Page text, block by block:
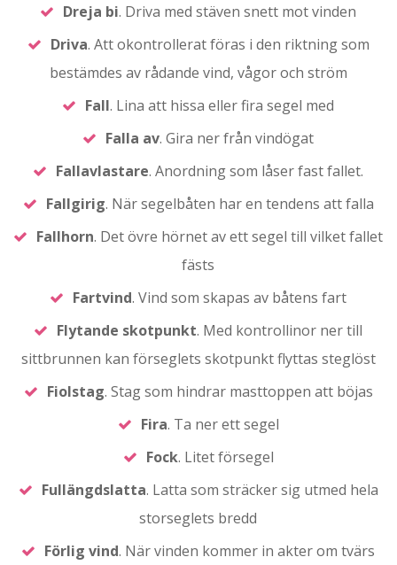
Dreja bi. Driva med stäven snett mot vinden
Driva. Att okontrollerat föras i den riktning som
bestämdes av rådande vind, vågor och ström
Fall. Lina att hissa eller fira segel med
Falla av. Gira ner från vindögat
Fallavlastare. Anordning som låser fast fallet.
Fallgirig. När segelbåten har en tendens att falla
Fallhorn. Det övre hörnet av ett segel till vilket fallet
fästs
Fartvind. Vind som skapas av båtens fart
Flytande skotpunkt. Med kontrollinor ner till
sittbrunnen kan förseglets skotpunkt flyttas steglöst
Fiolstag. Stag som hindrar masttoppen att böjas
Fira. Ta ner ett segel
Fock. Litet försegel
Fullängdslatta. Latta som sträcker sig utmed hela
storseglets bredd
Förlig vind. När vinden kommer in akter om tvärs